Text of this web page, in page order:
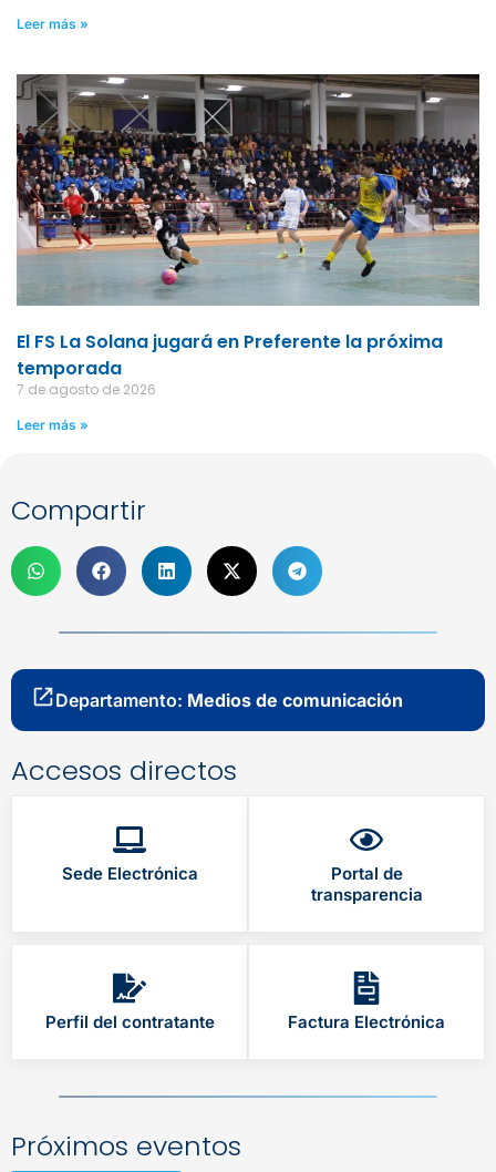
Leer más »
El FS La Solana jugará en Preferente la próxima
temporada
7 de agosto de 2026
Leer más »
Compartir
Departamento: Medios de comunicación
Accesos directos
Sede Electrónica
Portal de
transparencia
Perfil del contratante Factura Electrónica
Próximos eventos